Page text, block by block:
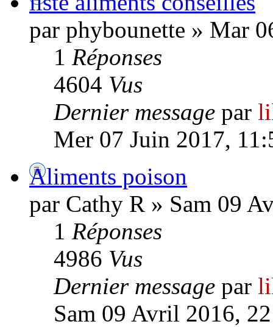
par phybounette » Mar
1 Réponses
4604 Vus
Dernier message par
Mer 07 Juin 2017,
Aliments poison
par Cathy R » Sam 09
1 Réponses
4986 Vus
Dernier message par
Sam 09 Avril 2016,